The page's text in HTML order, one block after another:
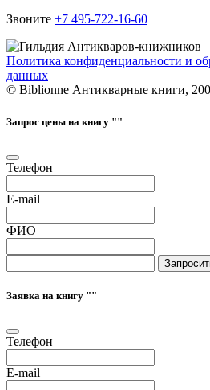
Звоните +7 495-722-16-60
Политика конфиденциальности и
данных
© Biblionne Антикварные книги,
Запрос цены на книгу ""
Телефон
E-mail
ФИО
Заявка на книгу ""
Телефон
E-mail